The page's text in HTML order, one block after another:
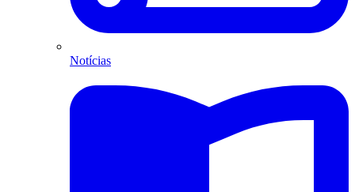
Notícias